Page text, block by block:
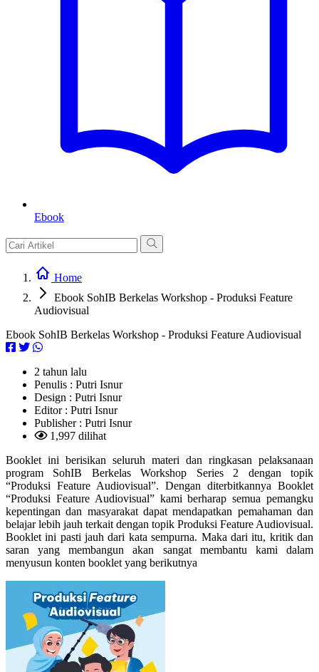
Ebook
Home
Ebook SohIB Berkelas Workshop - Produksi Feature
Audiovisual
Ebook SohIB Berkelas Workshop - Produksi Feature Audiovisual
2 tahun lalu
Penulis : Putri Isnur
Design : Putri Isnur
Editor : Putri Isnur
Publisher : Putri Isnur
1,997 dilihat
Booklet ini berisikan seluruh materi dan ringkasan pelaksanaan
program SohIB Berkelas Workshop Series 2 dengan topik
“Produksi Feature Audiovisual”. Dengan diterbitkannya Booklet
“Produksi Feature Audiovisual” kami berharap semua pemangku
kepentingan dan masyarakat dapat mendapatkan pemahaman dan
belajar lebih jauh terkait dengan topik Produksi Feature Audiovisual.
Booklet ini pasti jauh dari kata sempurna. Maka dari itu, kritik dan
saran yang membangun akan sangat membantu kami dalam
menyusun konten booklet yang berikutnya